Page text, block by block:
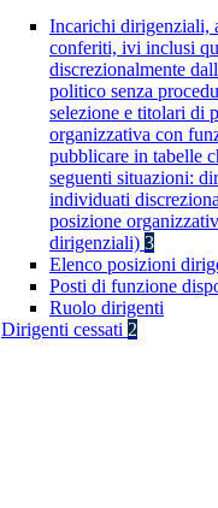
Incarichi dirigenziali,
conferiti, ivi inclusi
discrezionalmente
politico senza
selezione e titolari di
organizzativa con
pubblicare in tabelle
seguenti situazioni:
individuati
posizione
dirigenziali) 3
Elenco posizioni
Posti di funzione
Ruolo dirigenti
Dirigenti cessati 2